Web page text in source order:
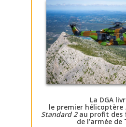
La DGA
le premier hélicoptère
Standard 2au profit des
de l’armée de